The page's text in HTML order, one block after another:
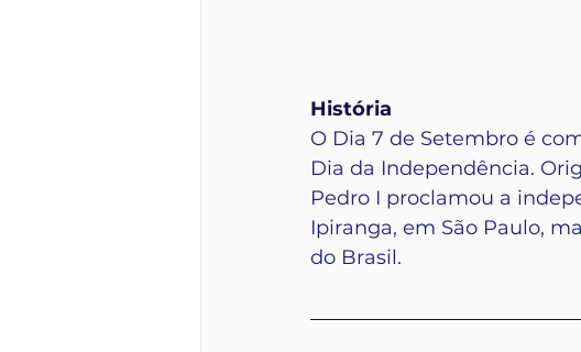
História
O Dia 7 de Setembro é
Dia da Independência.
Pedro I proclamou a
Ipiranga, em São Paulo,
do Brasil.